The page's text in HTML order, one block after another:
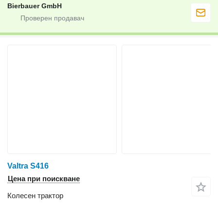
Bierbauer GmbH
Valtra S416
Цена при поискване
Колесен трактор